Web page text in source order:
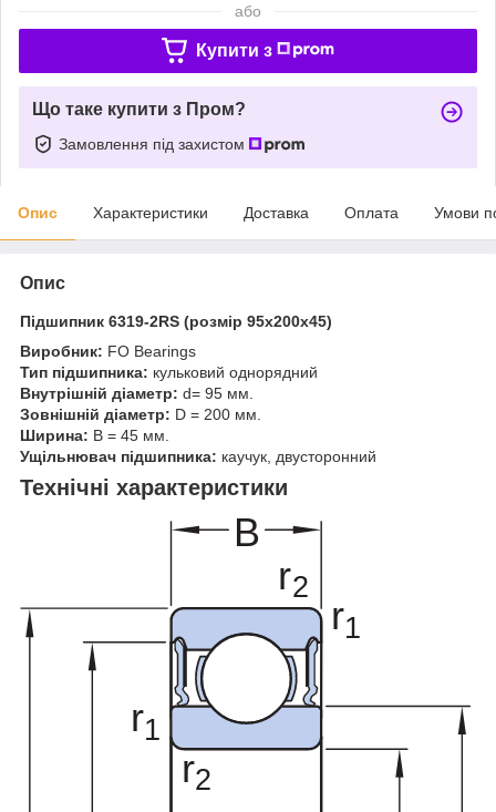
або
Купити з
Що таке купити з Пром?
Замовлення під захистом
Опис Характеристики Доставка Оплата Умови
Опис
Підшипник 6319-2RS (розмір 95x200x45)
Виробник: FO Bearings
Тип підшипника: кульковий однорядний
Внутрішній діаметр: d= 95 мм.
Зовнішній діаметр: D = 200 мм.
Ширина: B = 45 мм.
Ущільнювач підшипника: каучук, двусторонний
Технічні характеристики